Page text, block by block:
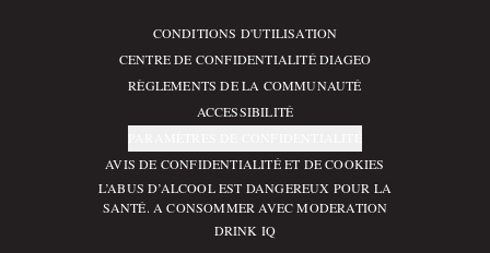
Compliance Footer
CONDITIONS D'UTILISATION
CENTRE DE CONFIDENTIALITÉ DIAGEO
RÈGLEMENTS DE LA COMMUNAUTÉ
ACCESSIBILITÉ
AVIS DE CONFIDENTIALITÉ ET DE COOKIES
L’ABUS D’ALCOOL EST DANGEREUX POUR LA
SANTÉ. A CONSOMMER AVEC MODERATION
DRINK IQ